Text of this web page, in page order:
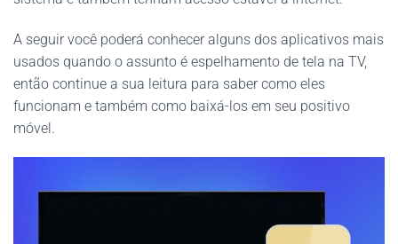
A seguir você poderá conhecer alguns dos aplicativos mais
usados quando o assunto é espelhamento de tela na TV,
então continue a sua leitura para saber como eles
funcionam e também como baixá-los em seu positivo
móvel.